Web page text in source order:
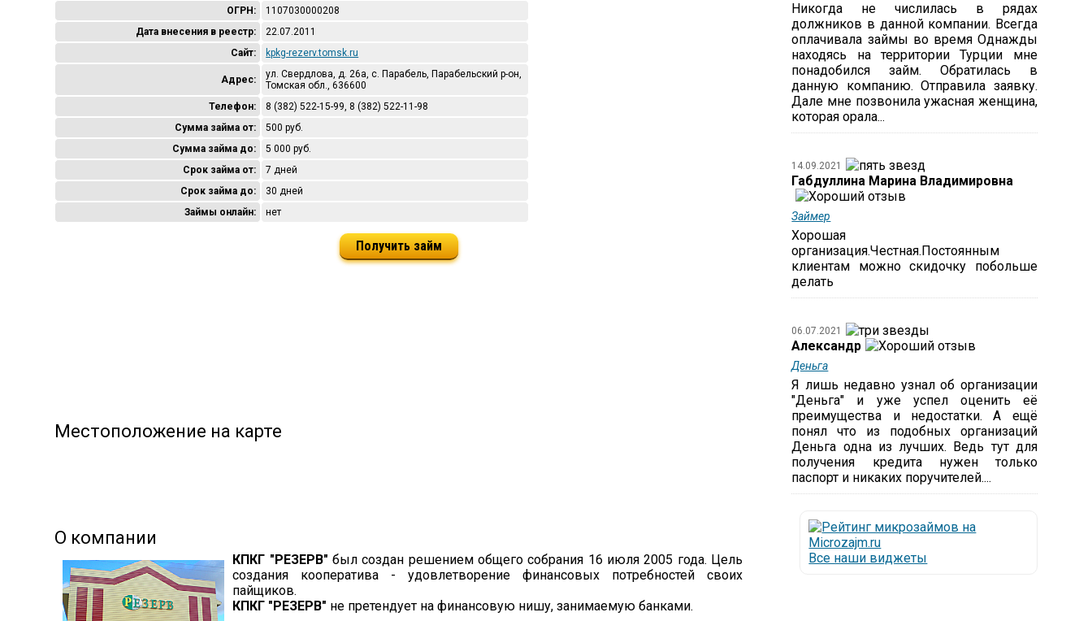
ОГРН:
1107030000208
Дата внесения в реестр:
22.07.2011
Сайт:
kpkg-rezerv.tomsk.ru
Адрес:
ул. Свердлова, д. 26а, с. Парабель, Парабельский р-он,
Томская обл., 636600
Телефон:
8 (382) 522-15-99, 8 (382) 522-11-98
Сумма займа от:
500 руб.
Сумма займа до:
5 000 руб.
Срок займа от:
7 дней
Срок займа до:
30 дней
Займы онлайн:
нет
Получить займ
Местоположение на карте
О компании
КПКГ "РЕЗЕРВ" был создан решением общего собрания 16 июля 2005 года. Цель
создания кооператива - удовлетворение финансовых потребностей своих
пайщиков.
КПКГ "РЕЗЕРВ" не претендует на финансовую нишу, занимаемую банками.
Никогда не числилась в рядах
должников в данной компании. Всегда
оплачивала займы во время Однажды
находясь на территории Турции мне
понадобился займ. Обратилась в
данную компанию. Отправила заявку.
Дале мне позвонила ужасная женщина,
которая орала...
14.09.2021
Габдуллина Марина Владимировна
Займер
Хорошая
организация.Честная.Постоянным
клиентам можно скидочку побольше
делать
06.07.2021
Александр
Деньга
Я лишь недавно узнал об организации
"Деньга" и уже успел оценить её
преимущества и недостатки. А ещё
понял что из подобных организаций
Деньга одна из лучших. Ведь тут для
получения кредита нужен только
паспорт и никаких поручителей....
Все наши виджеты